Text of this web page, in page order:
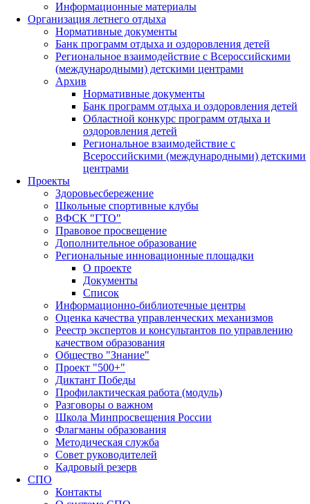
Информационные материалы
Организация летнего отдыха
Нормативные документы
Банк программ отдыха и оздоровления детей
Региональное взаимодействие с Всероссийскими
(международными) детскими центрами
Архив
Нормативные документы
Банк программ отдыха и оздоровления детей
Областной конкурс программ отдыха и
оздоровления детей
Региональное взаимодействие с
Всероссийскими (международными) детскими
центрами
Проекты
Здоровьесбережение
Школьные спортивные клубы
ВФСК "ГТО"
Правовое просвещение
Дополнительное образование
Региональные инновационные площадки
О проекте
Документы
Список
Информационно-библиотечные центры
Оценка качества управленческих механизмов
Реестр экспертов и консультантов по управлению
качеством образования
Общество "Знание"
Проект "500+"
Диктант Победы
Профилактическая работа (модуль)
Разговоры о важном
Школа Минпросвещения России
Флагманы образования
Методическая служба
Совет руководителей
Кадровый резерв
СПО
Контакты